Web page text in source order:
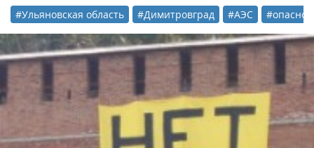
#Ульяновская область #Димитровград #АЭС